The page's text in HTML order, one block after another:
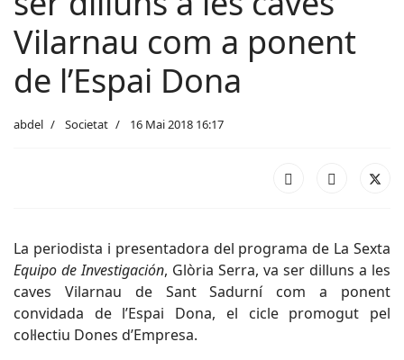
Vilarnau com a ponent
de l’Espai Dona
abdel Societat 16 Mai 2018 16:17
La periodista i presentadora del programa de La Sexta
Equipo de Investigación, Glòria Serra, va ser dilluns a les
caves Vilarnau de Sant Sadurní com a ponent
convidada de l’Espai Dona, el cicle promogut pel
col·lectiu Dones d’Empresa.